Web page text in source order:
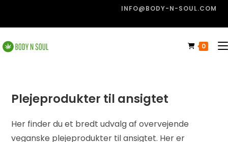
INFO@BODY-N-SOUL.COM
0
Plejeprodukter til ansigtet
Her finder du et bredt udvalg af overvejende
veganske plejeprodukter til ansigtet. Her er